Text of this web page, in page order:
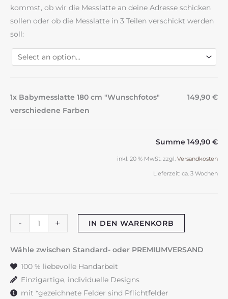
kommst, ob wir die Messlatte an deine Adresse schicken
sollen oder ob die Messlatte in 3 Teilen verschickt werden
soll:
1x Babymesslatte 180 cm "Wunschfotos"
verschiedene Farben
149,90 €
Summe 149,90 €
inkl. 20 % MwSt. zzgl. Versandkosten
Lieferzeit: ca. 3 Wochen
-
Babymesslatte
180
cm
Farben
+ IN DEN WARENKORB
Wähle zwischen Standard- oder PREMIUMVERSAND
100 % liebevolle Handarbeit
Einzigartige, individuelle Designs
mit *gezeichnete Felder sind Pflichtfelder